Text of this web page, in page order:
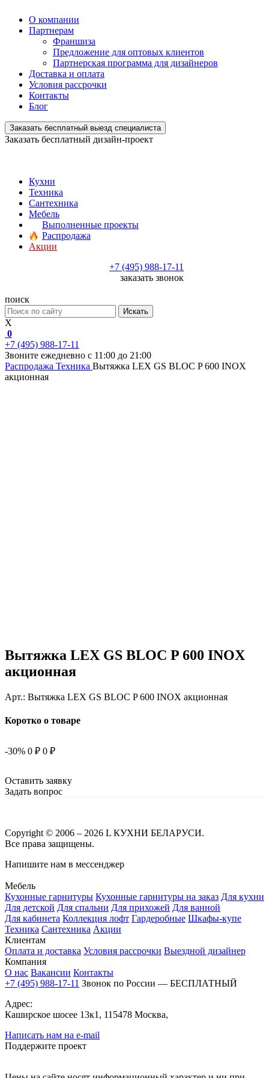
О компании
Партнерам
Франшиза
Предложение для оптовых клиентов
Партнерская программа для дизайнеров
Доставка и оплата
Условия рассрочки
Контакты
Блог
Заказать бесплатный выезд специалиста
Заказать бесплатный дизайн-проект
Кухни
Техника
Сантехника
Мебель
Выполненные проекты
Распродажа
Акции
+7 (495) 988-17-11
заказать звонок
поиск
Искать
X
0
+7 (495) 988-17-11
Звоните ежедневно с 11:00 до 21:00
Распродажа Техника Вытяжка LEX GS BLOC P 600 INOX
акционная
Вытяжка LEX GS BLOC P 600 INOX
акционная
Арт.: Вытяжка LEX GS BLOC P 600 INOX акционная
Коротко о товаре
-30% 0 ₽ 0 ₽
Оставить заявку
Задать вопрос
Copyright © 2006 – 2026 L КУХНИ БЕЛАРУСИ.
Все права защищены.
Напишите нам в мессенджер
Мебель
Кухонные гарнитуры Кухонные гарнитуры на заказ Для кухни
Для детской Для спальни Для прихожей Для ванной
Для кабинета Коллекция лофт Гардеробные Шкафы-купе
Техника Сантехника Акции
Клиентам
Оплата и доставка Условия рассрочки Выездной дизайнер
Компания
О нас Вакансии Контакты
+7 (495) 988-17-11 Звонок по России — БЕСПЛАТНЫЙ
Адрес:
Каширское шосее 13к1, 115478 Москва,
Написать нам на e-mail
Поддержите проект